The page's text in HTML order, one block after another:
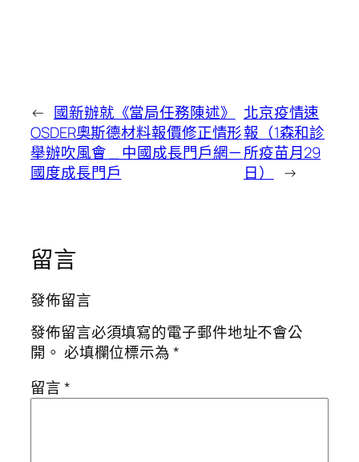
← 國新辦就《當局任務陳述》
OSDER奧斯德材料報價修正情形
舉辦吹風會 _ 中國成長門戶網－
國度成長門戶
北京疫情速
報（1森和診
所疫苗月29
日）
→
留言
發佈留言
發佈留言必須填寫的電子郵件地址不會公
開。 必填欄位標示為*
留言*